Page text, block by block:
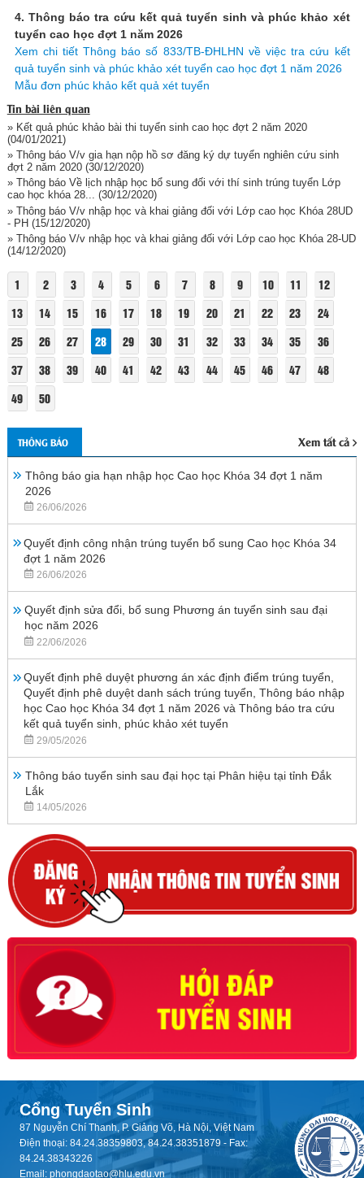
4. Thông báo tra cứu kết quả tuyển sinh và phúc khảo xét
tuyển cao học đợt 1 năm 2026
Xem chi tiết Thông báo số 833/TB-ĐHLHN về việc tra cứu kết
quả tuyển sinh và phúc khảo xét tuyển cao học đợt 1 năm 2026
Mẫu đơn phúc khảo kết quả xét tuyển
Tin bài liên quan
» Kết quả phúc khảo bài thi tuyển sinh cao học đợt 2 năm 2020
(04/01/2021)
» Thông báo V/v gia hạn nộp hồ sơ đăng ký dự tuyển nghiên cứu sinh
đợt 2 năm 2020(30/12/2020)
» Thông báo Về lịch nhập học bổ sung đối với thí sinh trúng tuyển Lớp
cao học khóa 28... (30/12/2020)
» Thông báo V/v nhập học và khai giảng đối với Lớp cao học Khóa 28UD
- PH (15/12/2020)
» Thông báo V/v nhập học và khai giảng đối với Lớp cao học Khóa 28-UD
(14/12/2020)
1 2 3 4 5 6 7 8 9 10 11
12
13
14 15 16 17 18 19 20 21 22 23
24
25
26 27 28 29 30 31 32 33 34 35
36
37
38 39 40 41 42 43 44 45 46 47
48
49
50
THÔNG BÁO Xem tất cả
Thông báo gia hạn nhập học Cao học Khóa 34 đợt 1 năm
2026
26/06/2026
Quyết định công nhận trúng tuyển bổ sung Cao học Khóa 34
đợt 1 năm 2026
26/06/2026
Quyết định sửa đổi, bổ sung Phương án tuyển sinh sau đại
học năm 2026
22/06/2026
Quyết định phê duyệt phương án xác định điểm trúng tuyển,
Quyết định phê duyệt danh sách trúng tuyển, Thông báo nhập
học Cao học Khóa 34 đợt 1 năm 2026 và Thông báo tra cứu
kết quả tuyển sinh, phúc khảo xét tuyển
29/05/2026
Thông báo tuyển sinh sau đại học tại Phân hiệu tại tỉnh Đắk
Lắk
14/05/2026
Cổng Tuyển Sinh
87 Nguyễn Chí Thanh, P. Giảng Võ, Hà Nội, Việt Nam
Điện thoại: 84.24.38359803, 84.24.38351879 - Fax:
84.24.38343226
Email: phongdaotao@hlu.edu.vn